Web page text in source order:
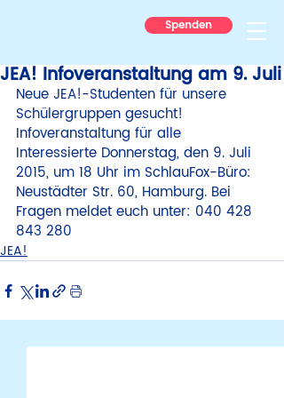
Spenden
JEA! Infoveranstaltung am 9. Juli
Neue JEA!-Studenten für unsere
Schülergruppen gesucht!
Infoveranstaltung für alle
Interessierte Donnerstag, den 9. Juli
2015, um 18 Uhr im SchlauFox-Büro:
Neustädter Str. 60, Hamburg. Bei
Fragen meldet euch unter: 040 428
843 280
JEA!